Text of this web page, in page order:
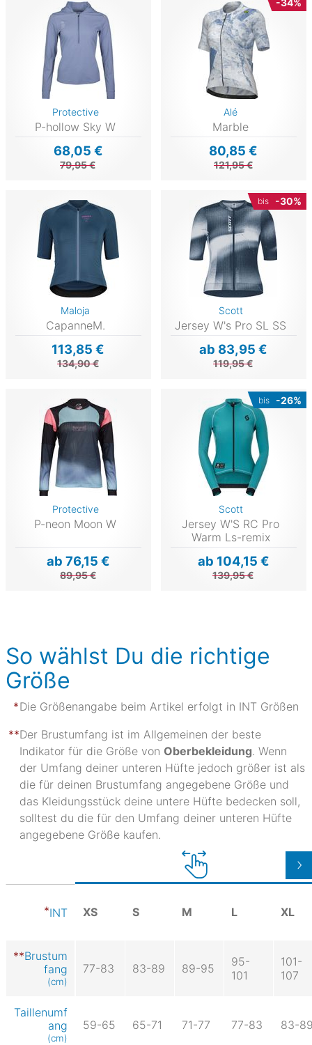
Protective
P-hollow Sky W
68,05 €
79,95 €
-34%
Alé
Marble
80,85 €
121,95 €
Maloja
CapanneM.
113,85 €
134,90 €
bis -30%
Scott
Jersey W's Pro SL SS
ab 83,95 €
119,95 €
Protective
P-neon Moon W
ab 76,15 €
89,95 €
bis -26%
Scott
Jersey W'S RC Pro
Warm Ls-remix
ab 104,15 €
139,95 €
So wählst Du die richtige
Größe
Die Größenangabe beim Artikel erfolgt in INT Größen
Der Brustumfang ist im Allgemeinen der beste
Indikator für die Größe von Oberbekleidung. Wenn
der Umfang deiner unteren Hüfte jedoch größer ist als
die für deinen Brustumfang angegebene Größe und
das Kleidungsstück deine untere Hüfte bedecken soll,
solltest du die für den Umfang deiner unteren Hüfte
angegebene Größe kaufen.
INT XS S M L XL
Brustum
fang
(cm)
77-83 83-89 89-95
95-
101
101-
107
Taillenumf
ang
(cm)
59-65 65-71 71-77 77-83 83-